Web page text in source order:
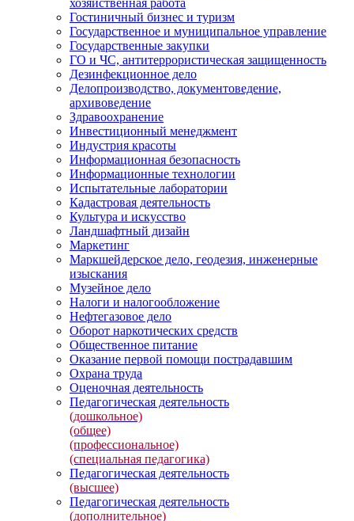
хозяйственная работа
Гостиничный бизнес и туризм
Государственное и муниципальное управление
Государственные закупки
ГО и ЧС, антитеррористическая защищенность
Дезинфекционное дело
Делопроизводство, документоведение,
архивоведение
Здравоохранение
Инвестиционный менеджмент
Индустрия красоты
Информационная безопасность
Информационные технологии
Испытательные лаборатории
Кадастровая деятельность
Культура и искусство
Ландшафтный дизайн
Маркетинг
Маркшейдерское дело, геодезия, инженерные
изыскания
Музейное дело
Налоги и налогообложение
Нефтегазовое дело
Оборот наркотических средств
Общественное питание
Оказание первой помощи пострадавшим
Охрана труда
Оценочная деятельность
Педагогическая деятельность
(дошкольное)
(общее)
(профессиональное)
(специальная педагогика)
Педагогическая деятельность
(высшее)
Педагогическая деятельность
(дополнительное)